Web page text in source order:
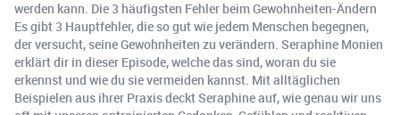
werden kann. Die 3 häufigsten Fehler beim Gewohnheiten-Ändern
Es gibt 3 Hauptfehler, die so gut wie jedem Menschen begegnen,
der versucht, seine Gewohnheiten zu verändern. Seraphine Monien
erklärt dir in dieser Episode, welche das sind, woran du sie
erkennst und wie du sie vermeiden kannst. Mit alltäglichen
Beispielen aus ihrer Praxis deckt Seraphine auf, wie genau wir uns